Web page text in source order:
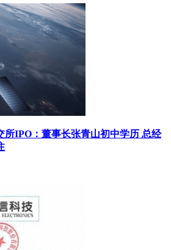
所IPO：董事长张青山初中学历 总经